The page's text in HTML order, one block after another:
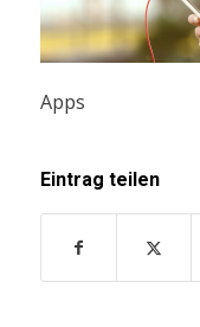
Apps
Eintrag teilen